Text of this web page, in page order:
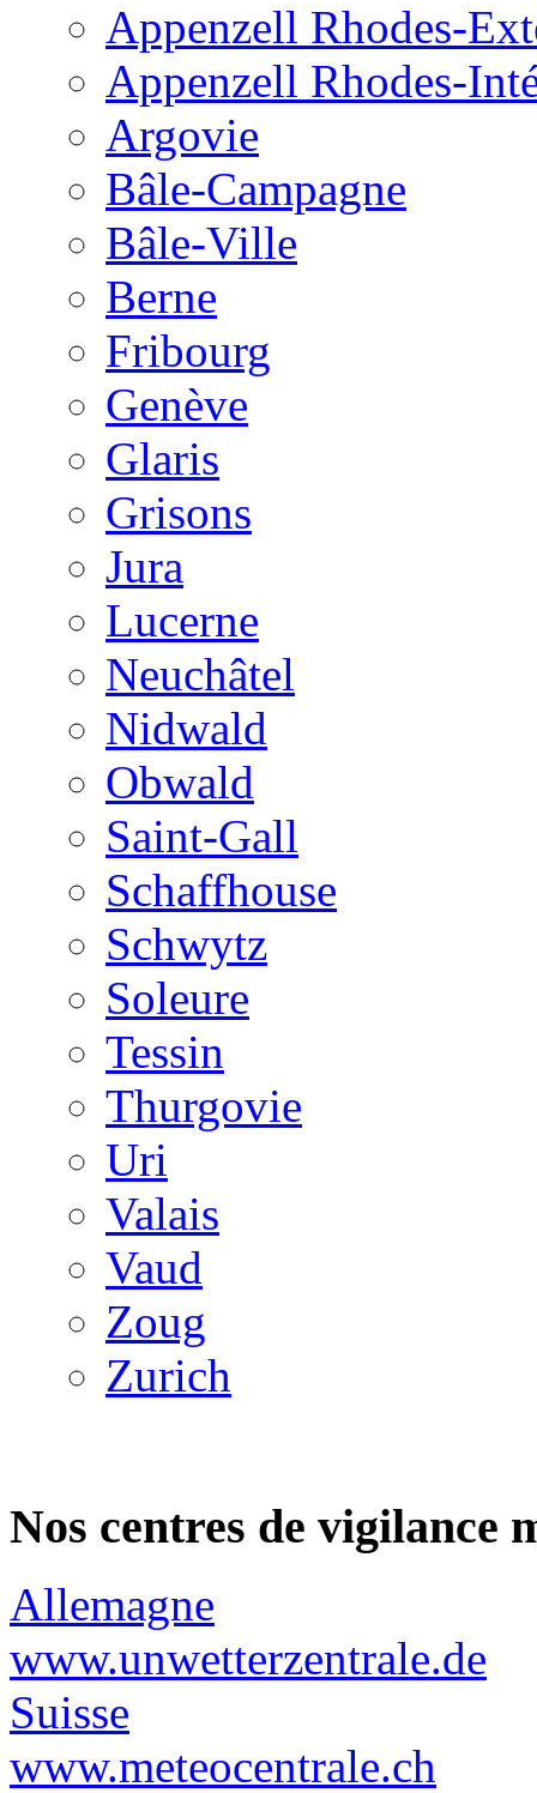
Appenzell Rhodes-
Appenzell Rhodes-
Argovie
Bâle-Campagne
Bâle-Ville
Berne
Fribourg
Genève
Glaris
Grisons
Jura
Lucerne
Neuchâtel
Nidwald
Obwald
Saint-Gall
Schaffhouse
Schwytz
Soleure
Tessin
Thurgovie
Uri
Valais
Vaud
Zoug
Zurich
Nos centres de vigilance
Allemagne
www.unwetterzentrale.de
Suisse
www.meteocentrale.ch